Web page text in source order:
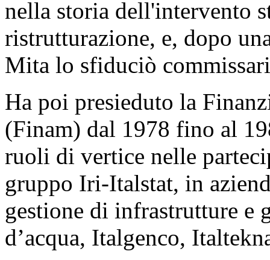
nella storia dell'intervento
ristrutturazione, e, dopo
Mita lo sfiduciò
Ha poi presieduto la
(Finam) dal 1978 fino al
ruoli di vertice nelle
gruppo Iri-Italstat, in
gestione di infrastrutture e
d’acqua, Italgenco,